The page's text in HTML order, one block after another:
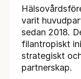
varit
sedan 2018.
filantropiskt
strategiskt
partnerskap.